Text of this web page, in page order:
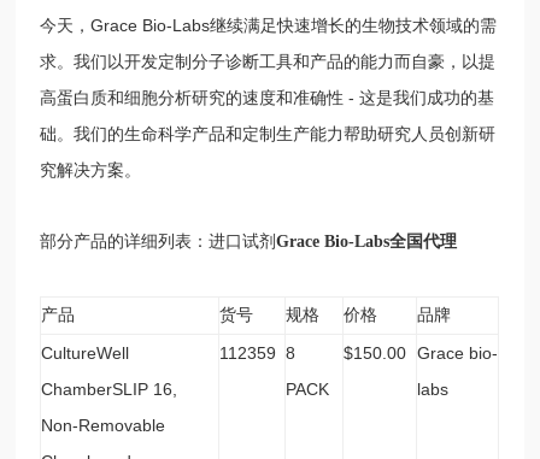
今天，Grace Bio-Labs继续满足快速增长的生物技术领域的需
求。我们以开发定制分子诊断工具和产品的能力而自豪，以提
高蛋白质和细胞分析研究的速度和准确性 - 这是我们成功的基
础。我们的生命科学产品和定制生产能力帮助研究人员创新研
究解决方案。
部分产品的详细列表：进口试剂Grace Bio-Labs全国代理
产品 货号 规格 价格 品牌
CultureWell
ChamberSLIP 16,
Non-Removable
112359 8
PACK
$150.00 Grace bio-
labs